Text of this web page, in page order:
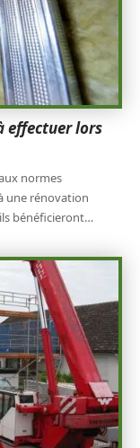
effectuer lors
normes
une rénovation
bénéficieront…